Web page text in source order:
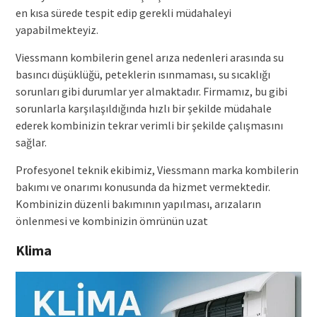
en kısa sürede tespit edip gerekli müdahaleyi
yapabilmekteyiz.
Viessmann kombilerin genel arıza nedenleri arasında su
basıncı düşüklüğü, peteklerin ısınmaması, su sıcaklığı
sorunları gibi durumlar yer almaktadır. Firmamız, bu gibi
sorunlarla karşılaşıldığında hızlı bir şekilde müdahale
ederek kombinizin tekrar verimli bir şekilde çalışmasını
sağlar.
Profesyonel teknik ekibimiz, Viessmann marka kombilerin
bakımı ve onarımı konusunda da hizmet vermektedir.
Kombinizin düzenli bakımının yapılması, arızaların
önlenmesi ve kombinizin ömrünün uzat
Klima